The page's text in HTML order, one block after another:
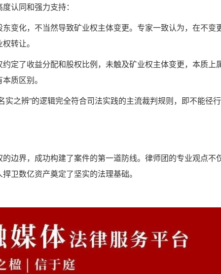
认同和强力支持：
变化，不当然导致矿业权主体变更。专家一致认为，在不变
转让。
定了收益分配和股权比例，未触及矿业权主体变更，本质上
质区别。
之辨”的逻辑完全符合司法实践的主流裁判规则，即不能径
边界，成功构建了案件的第一道防线。律师团的专业观点不
卫数亿资产奠定了坚实的法理基础。